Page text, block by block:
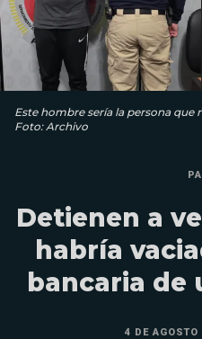
Este hombre sería la persona que
Foto: Archivo
Detienen a
habría
bancaria de
4 DE